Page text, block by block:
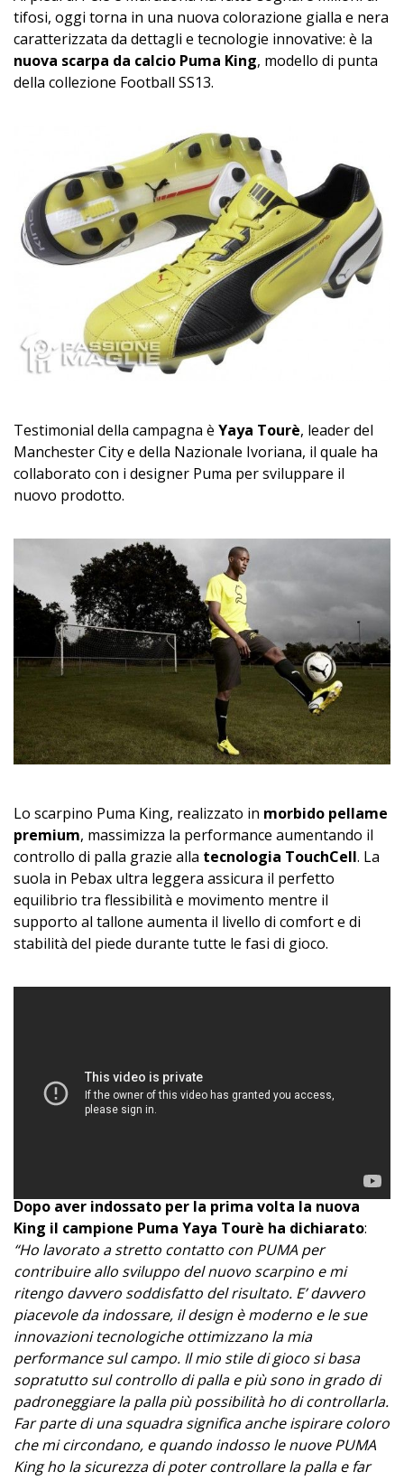
tifosi, oggi torna in una nuova colorazione gialla e nera
caratterizzata da dettagli e tecnologie innovative: è la
nuova scarpa da calcio Puma King, modello di punta
della collezione Football SS13.
Testimonial della campagna è Yaya Tourè, leader del
Manchester City e della Nazionale Ivoriana, il quale ha
collaborato con i designer Puma per sviluppare il
nuovo prodotto.
Lo scarpino Puma King, realizzato in morbido pellame
premium, massimizza la performance aumentando il
controllo di palla grazie alla tecnologia TouchCell. La
suola in Pebax ultra leggera assicura il perfetto
equilibrio tra flessibilità e movimento mentre il
supporto al tallone aumenta il livello di comfort e di
stabilità del piede durante tutte le fasi di gioco.
Dopo aver indossato per la prima volta la nuova
King il campione Puma Yaya Tourè ha dichiarato:
“Ho lavorato a stretto contatto con PUMA per
contribuire allo sviluppo del nuovo scarpino e mi
ritengo davvero soddisfatto del risultato. E’ davvero
piacevole da indossare, il design è moderno e le sue
innovazioni tecnologiche ottimizzano la mia
performance sul campo. Il mio stile di gioco si basa
sopratutto sul controllo di palla e più sono in grado di
padroneggiare la palla più possibilità ho di controllarla.
Far parte di una squadra significa anche ispirare coloro
che mi circondano, e quando indosso le nuove PUMA
King ho la sicurezza di poter controllare la palla e far